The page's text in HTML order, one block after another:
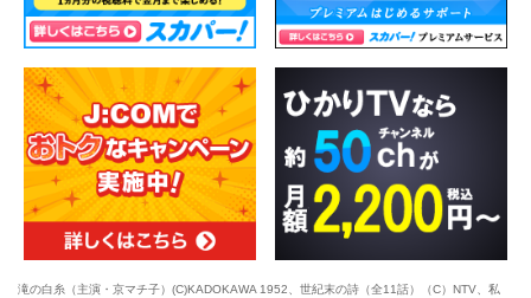
滝の白糸（主演・京マチ子）(C)KADOKAWA 1952、世紀末の詩（全11話）（C）NTV、私